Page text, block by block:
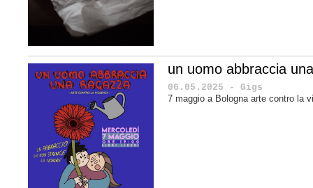
un uomo abbraccia
06.05.2025 - Gigs
7 maggio a Bologna arte contro la